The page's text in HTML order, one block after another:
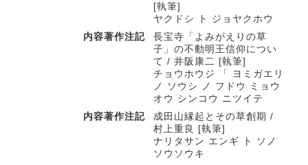
[執筆]
ヤクドシ ト ジョヤクホウ
内容著作注記
長宝寺「よみがえりの草
子」の不動明王信仰につい
て / 井阪康二 [執筆]
チョウホウジ 「 ヨミガエリ
ノ ソウシ ノ フドウ ミョウ
オウ シンコウ ニツイテ
内容著作注記
成田山縁起とその草創期 /
村上重良 [執筆]
ナリタサン エンギ ト ソノ
ソウソウキ